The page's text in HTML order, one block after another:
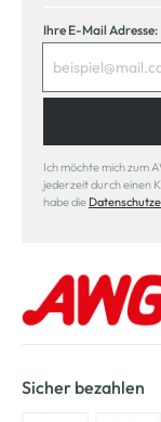
Ihre E-Mail Adresse:
Ich möchte mich zum
jederzeit durch einen
habe die
Sicher bezahlen